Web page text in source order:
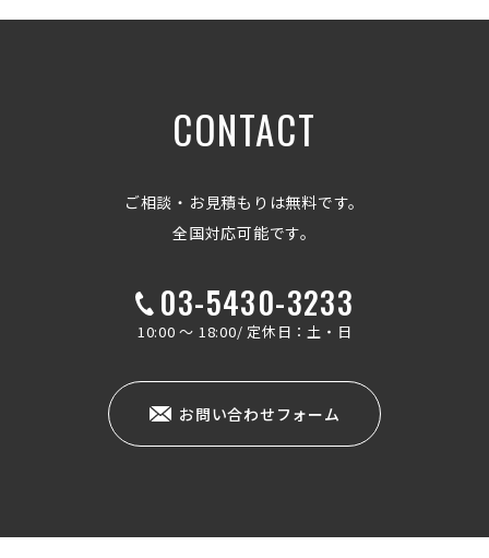
CONTACT
ご相談・お見積もりは無料です。
全国対応可能です。
03-5430-3233
10:00 ～ 18:00/ 定休日：土・日
お問い合わせフォーム